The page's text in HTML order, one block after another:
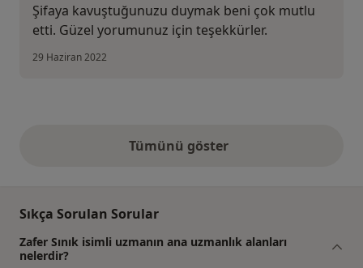
Şifaya kavuştuğunuzu duymak beni çok mutlu
etti. Güzel yorumunuz için teşekkürler.
29 Haziran 2022
Tümünü gösteryukarıdaki görüşler
Sıkça Sorulan Sorular
Zafer Sınık isimli uzmanın ana uzmanlık alanları
nelerdir?